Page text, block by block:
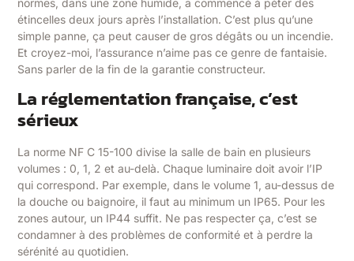
normes, dans une zone humide, a commencé à péter des
étincelles deux jours après l’installation. C’est plus qu’une
simple panne, ça peut causer de gros dégâts ou un incendie.
Et croyez-moi, l’assurance n’aime pas ce genre de fantaisie.
Sans parler de la fin de la garantie constructeur.
La réglementation française, c’est
sérieux
La norme NF C 15-100 divise la salle de bain en plusieurs
volumes : 0, 1, 2 et au-delà. Chaque luminaire doit avoir l’IP
qui correspond. Par exemple, dans le volume 1, au-dessus de
la douche ou baignoire, il faut au minimum un IP65. Pour les
zones autour, un IP44 suffit. Ne pas respecter ça, c’est se
condamner à des problèmes de conformité et à perdre la
sérénité au quotidien.